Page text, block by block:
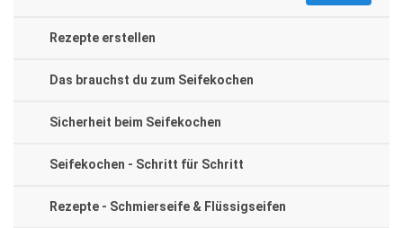
Rezepte erstellen
Das brauchst du zum Seifekochen
Sicherheit beim Seifekochen
Seifekochen - Schritt für Schritt
Rezepte - Schmierseife & Flüssigseifen